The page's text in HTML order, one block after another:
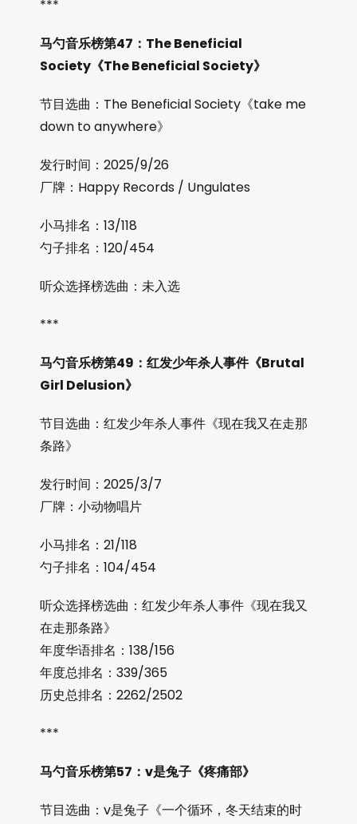
***
马勺音乐榜第47：The Beneficial
Society《The Beneficial Society》
节目选曲：The Beneficial Society《take me
down to anywhere》
发行时间：2025/9/26
厂牌：Happy Records / Ungulates
小马排名：13/118
勺子排名：120/454
听众选择榜选曲：未入选
***
马勺音乐榜第49：红发少年杀人事件《Brutal
Girl Delusion》
节目选曲：红发少年杀人事件《现在我又在走那
条路》
发行时间：2025/3/7
厂牌：小动物唱片
小马排名：21/118
勺子排名：104/454
听众选择榜选曲：红发少年杀人事件《现在我又
在走那条路》
年度华语排名：138/156
年度总排名：339/365
历史总排名：2262/2502
***
马勺音乐榜第57：v是兔子《疼痛部》
节目选曲：v是兔子《一个循环，冬天结束的时